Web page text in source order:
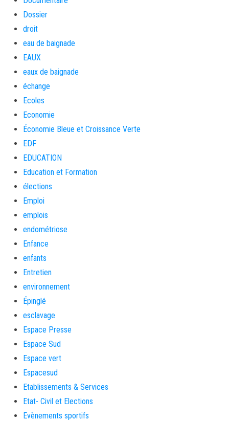
Dossier
droit
eau de baignade
EAUX
eaux de baignade
échange
Ecoles
Economie
Économie Bleue et Croissance Verte
EDF
EDUCATION
Education et Formation
élections
Emploi
emplois
endométriose
Enfance
enfants
Entretien
environnement
Épinglé
esclavage
Espace Presse
Espace Sud
Espace vert
Espacesud
Etablissements & Services
Etat- Civil et Elections
Evènements sportifs